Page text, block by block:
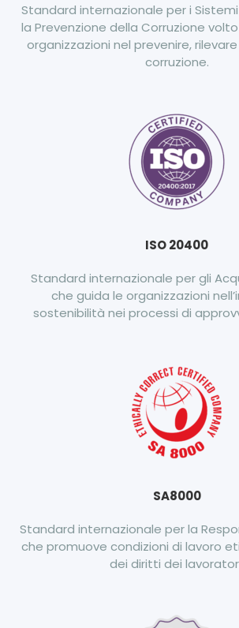
Standard internazionale per i
la Prevenzione della Corruzione
organizzazioni nel prevenire,
corruzione.
ISO 20400
Standard internazionale per gli
che guida le organizzazioni
sostenibilità nei processi di
SA8000
Standard internazionale per la
che promuove condizioni di lavoro
dei diritti dei